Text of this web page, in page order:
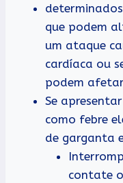
que podem
um ataque
cardíaca ou
podem
Se
como febre
de garganta
contate